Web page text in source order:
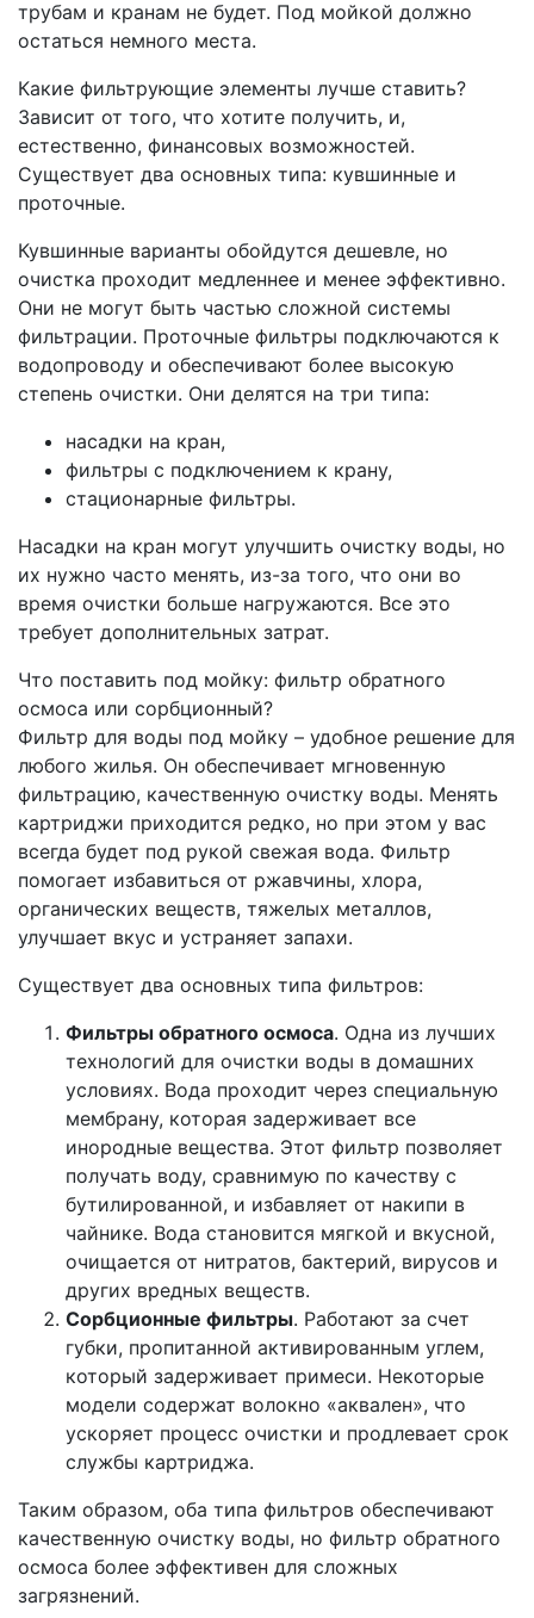
трубам и кранам не будет. Под мойкой должно
остаться немного места.
Какие фильтрующие элементы лучше ставить?
Зависит от того, что хотите получить, и,
естественно, финансовых возможностей.
Существует два основных типа: кувшинные и
проточные.
Кувшинные варианты обойдутся дешевле, но
очистка проходит медленнее и менее эффективно.
Они не могут быть частью сложной системы
фильтрации. Проточные фильтры подключаются к
водопроводу и обеспечивают более высокую
степень очистки. Они делятся на три типа:
насадки на кран,
фильтры с подключением к крану,
стационарные фильтры.
Насадки на кран могут улучшить очистку воды, но
их нужно часто менять, из-за того, что они во
время очистки больше нагружаются. Все это
требует дополнительных затрат.
Что поставить под мойку: фильтр обратного
осмоса или сорбционный?
Фильтр для воды под мойку – удобное решение для
любого жилья. Он обеспечивает мгновенную
фильтрацию, качественную очистку воды. Менять
картриджи приходится редко, но при этом у вас
всегда будет под рукой свежая вода. Фильтр
помогает избавиться от ржавчины, хлора,
органических веществ, тяжелых металлов,
улучшает вкус и устраняет запахи.
Существует два основных типа фильтров:
Фильтры обратного осмоса. Одна из лучших
технологий для очистки воды в домашних
условиях. Вода проходит через специальную
мембрану, которая задерживает все
инородные вещества. Этот фильтр позволяет
получать воду, сравнимую по качеству с
бутилированной, и избавляет от накипи в
чайнике. Вода становится мягкой и вкусной,
очищается от нитратов, бактерий, вирусов и
других вредных веществ.
Сорбционные фильтры. Работают за счет
губки, пропитанной активированным углем,
который задерживает примеси. Некоторые
модели содержат волокно «аквален», что
ускоряет процесс очистки и продлевает срок
службы картриджа.
Таким образом, оба типа фильтров обеспечивают
качественную очистку воды, но фильтр обратного
осмоса более эффективен для сложных
загрязнений.